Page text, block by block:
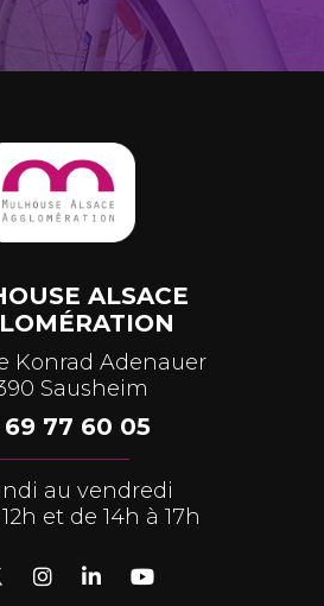
ALSACE
Konrad Adenauer
Sausheim
69 77 60 05
au vendredi
et de 14h à 17h